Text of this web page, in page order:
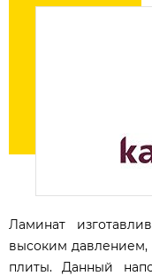
Ламинат
высоким давлением,
плиты. Данный